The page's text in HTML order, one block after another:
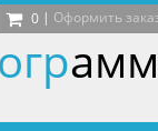
0 | Оформить